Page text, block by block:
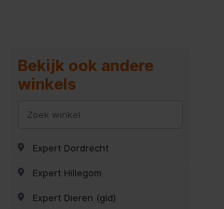
Bekijk ook andere
winkels
Expert Dordrecht
Expert Hillegom
Expert Dieren (gld)